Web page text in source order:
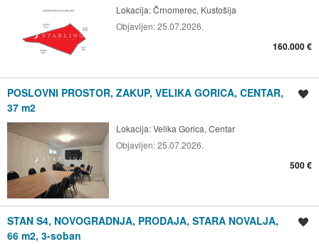
Lokacija:Črnomerec, Kustošija
Objavljen:25.07.2026.
160.000 €
POSLOVNI PROSTOR, ZAKUP, VELIKA GORICA, CENTAR,
37 m2
Lokacija:Velika Gorica, Centar
Objavljen:25.07.2026.
500 €
STAN S4, NOVOGRADNJA, PRODAJA, STARA NOVALJA,
66 m2, 3-soban